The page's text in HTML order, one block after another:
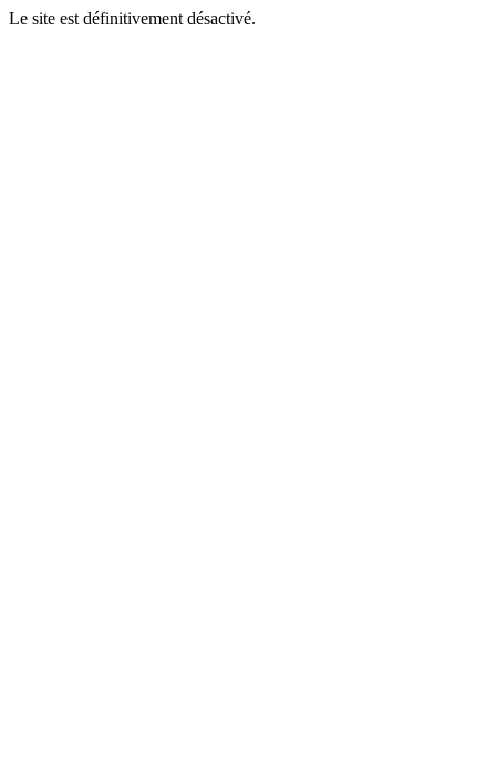
Le site est définitivement désactivé.